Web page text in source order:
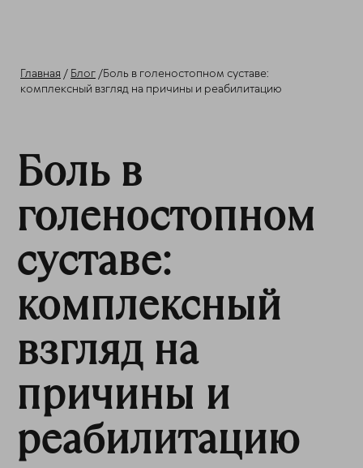
Главная / Блог /Боль в голеностопном суставе:
комплексный взгляд на причины и реабилитацию
Боль в
голеностопном
суставе:
комплексный
взгляд на
причины и
реабилитацию